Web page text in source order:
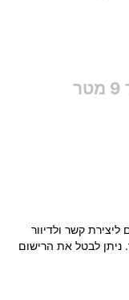
קשר ולדיוור
ניתן לבטל את הרישום